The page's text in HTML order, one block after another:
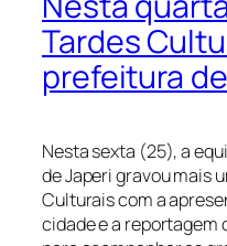
Tardes
prefeitura
Nesta sexta (25), a
de Japeri gravou mais
Culturais com a
cidade e a reportagem